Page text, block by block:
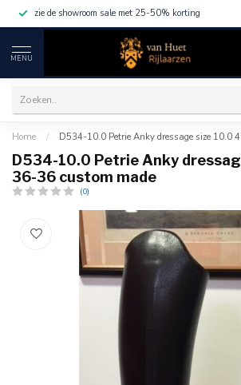
zie de showroom sale met 25-50% korting
MENU
Home / D534-10.0 Petrie Anky dressage size 10.0
D534-10.0 Petrie Anky
36-36 custom made
(0)